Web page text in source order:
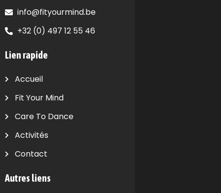
info@fityourmind.be
+32 (0) 497 12 55 46
Lien rapide
Accueil
Fit Your Mind
Care To Dance
Activités
Contact
Autres liens